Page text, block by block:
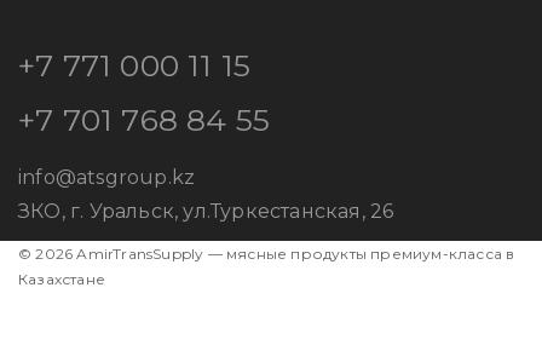
+7 771 000 11 15
+7 701 768 84 55
info@atsgroup.kz
ЗКО, г. Уральск, ул.Туркестанская, 26
© 2026 AmirTransSupply — мясные продукты премиум-класса в
Казахстане